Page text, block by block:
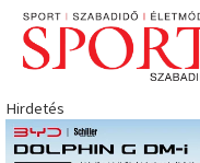
Skip
content
Hirdetés